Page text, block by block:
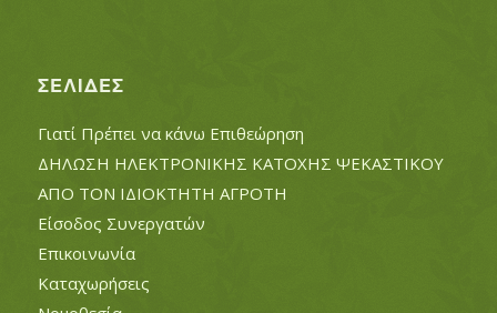
ΣΕΛΊΔΕΣ
Γιατί Πρέπει να κάνω Επιθεώρηση
ΔΗΛΩΣΗ ΗΛΕΚΤΡΟΝΙΚΗΣ ΚΑΤΟΧΗΣ ΨΕΚΑΣΤΙΚΟΥ
ΑΠΟ ΤΟΝ ΙΔΙΟΚΤΗΤΗ ΑΓΡΟΤΗ
Είσοδος Συνεργατών
Επικοινωνία
Καταχωρήσεις